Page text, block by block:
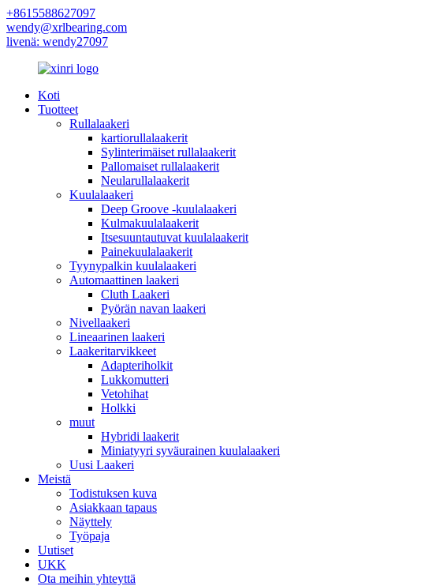
+8615588627097
wendy@xrlbearing.com
livenä: wendy27097
Koti
Tuotteet
Rullalaakeri
kartiorullalaakerit
Sylinterimäiset rullalaakerit
Pallomaiset rullalaakerit
Neularullalaakerit
Kuulalaakeri
Deep Groove -kuulalaakeri
Kulmakuulalaakerit
Itsesuuntautuvat kuulalaakerit
Painekuulalaakerit
Tyynypalkin kuulalaakeri
Automaattinen laakeri
Cluth Laakeri
Pyörän navan laakeri
Nivellaakeri
Lineaarinen laakeri
Laakeritarvikkeet
Adapteriholkit
Lukkomutteri
Vetohihat
Holkki
muut
Hybridi laakerit
Miniatyyri syväurainen kuulalaakeri
Uusi Laakeri
Meistä
Todistuksen kuva
Asiakkaan tapaus
Näyttely
Työpaja
Uutiset
UKK
Ota meihin yhteyttä